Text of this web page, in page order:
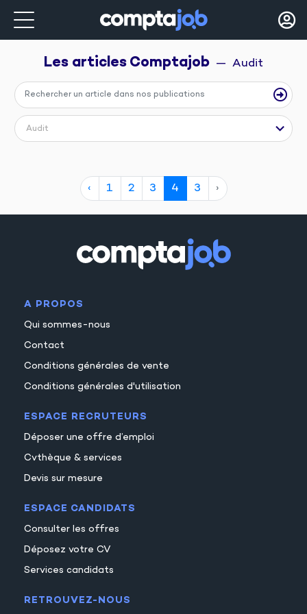
Les articles Comptajob —  Audit
Audit
‹ 1 2 3 4 3 ›
A PROPOS
Qui sommes-nous
Contact
Conditions générales de vente
Conditions générales d'utilisation
ESPACE RECRUTEURS
Déposer une offre d’emploi
Cvthèque & services
Devis sur mesure
ESPACE CANDIDATS
Consulter les offres
Déposez votre CV
Services candidats
RETROUVEZ-NOUS